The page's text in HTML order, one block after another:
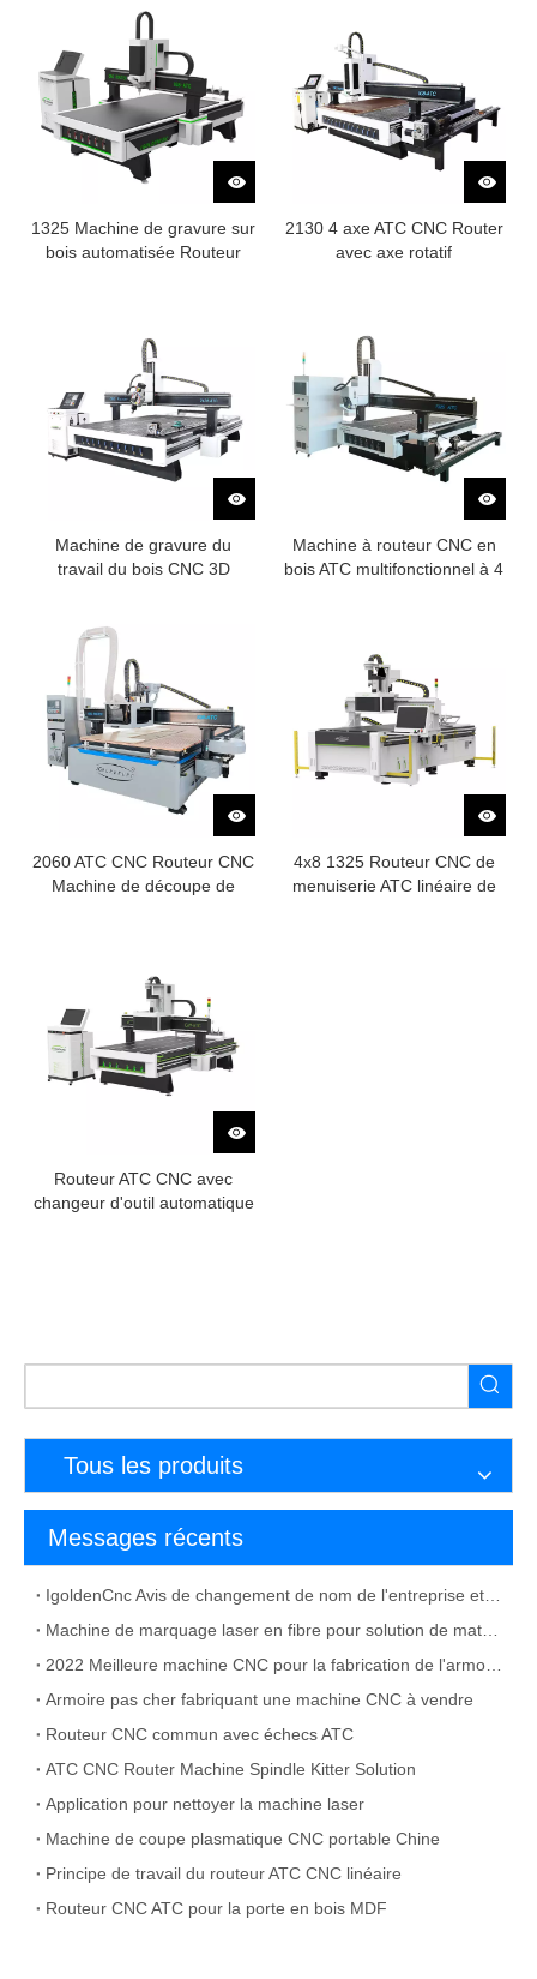
1325 Machine de gravure sur
bois automatisée Routeur
2130 4 axe ATC CNC Router
avec axe rotatif
Machine de gravure du
travail du bois CNC 3D
Machine à routeur CNC en
bois ATC multifonctionnel à 4
2060 ATC CNC Routeur CNC
Machine de découpe de
4x8 1325 Routeur CNC de
menuiserie ATC linéaire de
Routeur ATC CNC avec
changeur d'outil automatique
Tous les produits
Messages récents
Armoire pas cher fabriquant une machine CNC à vendre
Routeur CNC commun avec échecs ATC
ATC CNC Router Machine Spindle Kitter Solution
Application pour nettoyer la machine laser
Machine de coupe plasmatique CNC portable Chine
Principe de travail du routeur ATC CNC linéaire
Routeur CNC ATC pour la porte en bois MDF